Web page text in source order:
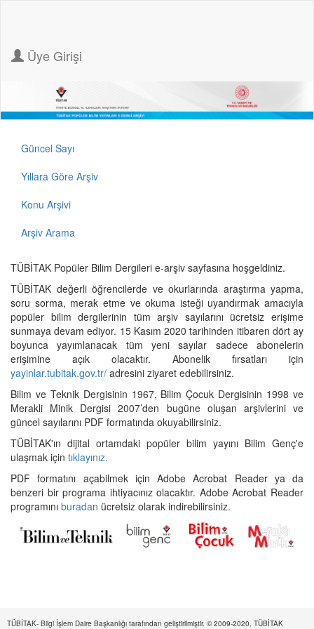
Üye Girişi
Güncel Sayı
Yıllara Göre Arşiv
Konu Arşivi
Arşiv Arama
TÜBİTAK Popüler Bilim Dergileri e-arşiv sayfasına hoşgeldiniz.
TÜBİTAK değerli öğrencilerde ve okurlarında araştırma yapma,
soru sorma, merak etme ve okuma isteği uyandırmak amacıyla
popüler bilim dergilerinin tüm arşiv sayılarını ücretsiz erişime
sunmaya devam ediyor. 15 Kasım 2020 tarihinden itibaren dört ay
boyunca yayımlanacak tüm yeni sayılar sadece abonelerin
erişimine açık olacaktır. Abonelik fırsatları için
yayinlar.tubitak.gov.tr/ adresini ziyaret edebilirsiniz.
Bilim ve Teknik Dergisinin 1967, Bilim Çocuk Dergisinin 1998 ve
Merakli Minik Dergisi 2007’den bugüne oluşan arşivlerini ve
güncel sayılarını PDF formatında okuyabilirsiniz.
TÜBİTAK'ın dijital ortamdaki popüler bilim yayını Bilim Genç'e
ulaşmak için tıklayınız.
PDF formatını açabilmek için Adobe Acrobat Reader ya da
benzeri bir programa ihtiyacınız olacaktır. Adobe Acrobat Reader
programını buradan ücretsiz olarak indirebilirsiniz.
TÜBİTAK- Bilgi İşlem Daire Başkanlığı tarafından geliştirilmiştir. © 2009-2020, TÜBİTAK